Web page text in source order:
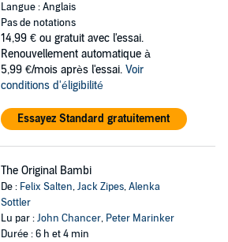
Langue : Anglais
Pas de notations
14,99 € ou gratuit avec l'essai.
Renouvellement automatique à
5,99 €/mois après l'essai. Voir
conditions d'éligibilité
Essayez Standard gratuitement
The Original Bambi
De : Felix Salten,Jack Zipes,Alenka
Sottler
Lu par :John Chancer, Peter Marinker
Durée : 6 h et 4 min